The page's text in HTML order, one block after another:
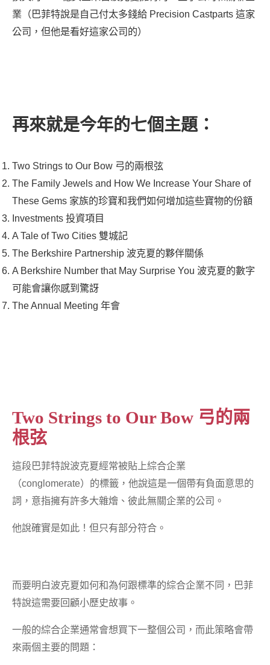
業（巴菲特說是自己付太多錢給 Precision Castparts 這家
公司，但他是看好這家公司的）
再來就是今年的七個主題：
Two Strings to Our Bow 弓的兩根弦
The Family Jewels and How We Increase Your Share of
These Gems 家族的珍寶和我們如何增加這些寶物的份額
Investments 投資項目
A Tale of Two Cities 雙城記
The Berkshire Partnership 波克夏的夥伴關係
A Berkshire Number that May Surprise You 波克夏的數字
可能會讓你感到驚訝
The Annual Meeting 年會
Two Strings to Our Bow 弓的兩
根弦
這段巴菲特說波克夏經常被貼上綜合企業
（conglomerate）的標籤，他說這是一個帶有負面意思的
詞，意指擁有許多大雜燴、彼此無關企業的公司。
他說確實是如此！但只有部分符合。
而要明白波克夏如何和為何跟標準的綜合企業不同，巴菲
特說這需要回顧小歷史故事。
一般的綜合企業通常會想買下一整個公司，而此策略會帶
來兩個主要的問題：